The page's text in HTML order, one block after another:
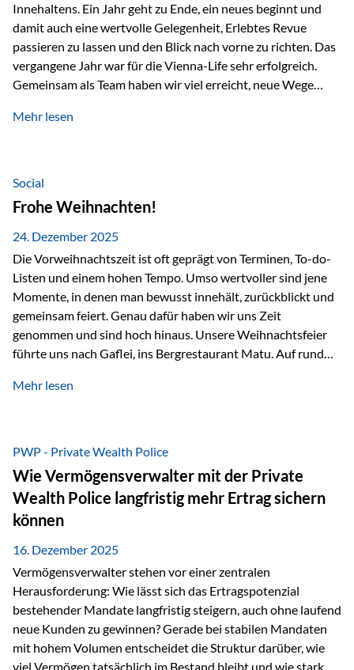
Innehaltens. Ein Jahr geht zu Ende, ein neues beginnt und
damit auch eine wertvolle Gelegenheit, Erlebtes Revue
passieren zu lassen und den Blick nach vorne zu richten. Das
vergangene Jahr war für die Vienna-Life sehr erfolgreich.
Gemeinsam als Team haben wir viel erreicht, neue Wege
Veranstaltungen wie der Schnifisschnauf, aber auch unsere
starkes Miteinander ist. Neben diesen gemeinsamen
Erlebnissen konnten wir…
Mehr lesen
Social
Frohe Weihnachten!
24. Dezember 2025
Die Vorweihnachtszeit ist oft geprägt von Terminen, To-do-
Listen und einem hohen Tempo. Umso wertvoller sind jene
Momente, in denen man bewusst innehält, zurückblickt und
gemeinsam feiert. Genau dafür haben wir uns Zeit
genommen und sind hoch hinaus. Unsere Weihnachtsfeier
führte uns nach Gaflei, ins Bergrestaurant Matu. Auf rund
beeindruckendes Panorama, sondern auch etwas, das im
verschneiter Landschaft, bei feinem Essen, guter Musik und
einer entspannten…
Mehr lesen
PWP - Private Wealth Police
Wie Vermögensverwalter mit der Private
Wealth Police langfristig mehr Ertrag sichern
können
16. Dezember 2025
Vermögensverwalter stehen vor einer zentralen
Herausforderung: Wie lässt sich das Ertragspotenzial
bestehender Mandate langfristig steigern, auch ohne laufend
neue Kunden zu gewinnen? Gerade bei stabilen Mandaten
mit hohem Volumen entscheidet die Struktur darüber, wie
viel Vermögen tatsächlich im Bestand bleibt und wie stark